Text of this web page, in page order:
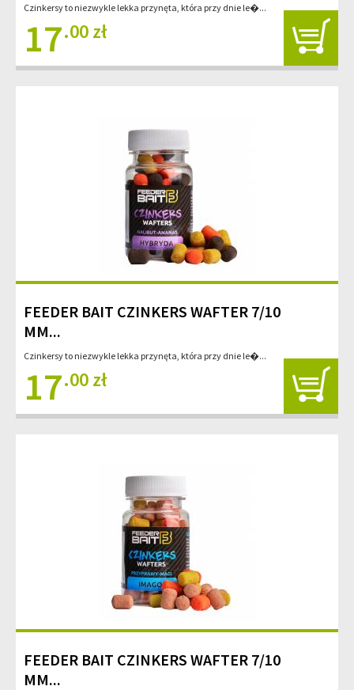
Czinkersy to niezwykle lekka przynęta, która przy dnie le�...
17.00 zł
FEEDER BAIT CZINKERS WAFTER 7/10
MM...
Czinkersy to niezwykle lekka przynęta, która przy dnie le�...
17.00 zł
FEEDER BAIT CZINKERS WAFTER 7/10
MM...